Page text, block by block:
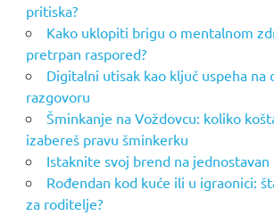
pritiska?
Kako uklopiti brigu o mentalnom
pretrpan raspored?
Digitalni utisak kao ključ uspeha na
razgovoru
Šminkanje na Voždovcu: koliko
izabereš pravu šminkerku
Istaknite svoj brend na jednostavan
Rođendan kod kuće ili u igraonici:
za roditelje?